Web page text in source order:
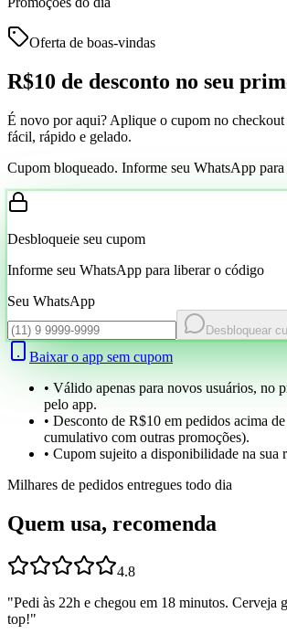
Oferta de boas-vindas
R$10 de desconto no seu
É novo por aqui? Aplique o cupom no
fácil, rápido e gelado.
Cupom bloqueado. Informe seu WhatsApp para
Desbloqueie seu cupom
Informe seu WhatsApp para liberar o código
Seu WhatsApp
Desbloquear
Baixar o app sem cupom
• Válido apenas para novos usuários, no
pelo app.
• Desconto de R$10 em pedidos acima
cumulativo com outras promoções).
• Cupom sujeito a disponibilidade na sua
Milhares de pedidos entregues todo dia
Quem usa, recomenda
4.8
"Pedi às 22h e chegou em 18 minutos. Cerveja
top!"